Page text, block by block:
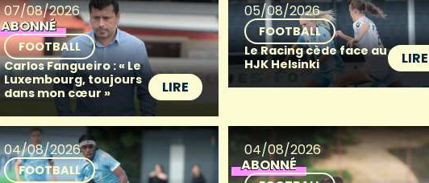
07/08/2026
ABONNÉ
FOOTBALL
Carlos Fangueiro : « Le
Luxembourg, toujours
dans mon cœur »
LIRE
05/08/2026
FOOTBALL
Le Racing cède face au
HJK Helsinki
LIRE
04/08/2026
FOOTBALL
04/08/2026
ABONNÉ